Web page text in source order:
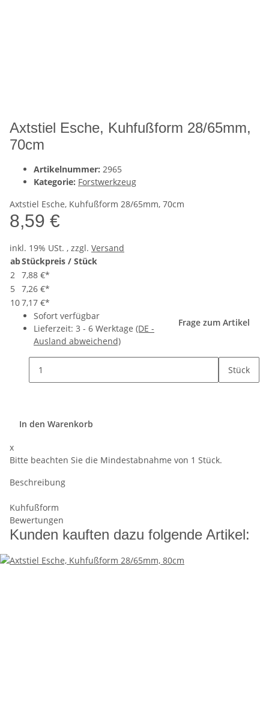
Axtstiel Esche, Kuhfußform 28/65mm,
70cm
Artikelnummer: 2965
Kategorie: Forstwerkzeug
Axtstiel Esche, Kuhfußform 28/65mm, 70cm
8,59 €
inkl. 19% USt. , zzgl. Versand
abStückpreis / Stück
2 7,88 €*
5
7,26 €*
107,17 €*
Sofort verfügbar
Lieferzeit: 3 - 6 Werktage (DE -
Ausland abweichend)
Frage zum Artikel
Stück
In den Warenkorb
x
Bitte beachten Sie die Mindestabnahme von 1 Stück.
Beschreibung
Kuhfußform
Bewertungen
Kunden kauften dazu folgende Artikel: